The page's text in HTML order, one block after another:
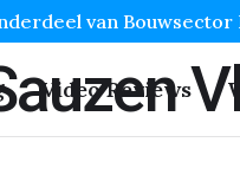
van
Video Reviews